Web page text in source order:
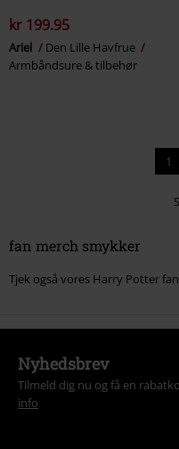
kr 199.95
Ariel
Den Lille Havfrue
Armbåndsure & tilbehør
1
fan merch smykker
Tjek også vores Harry Potter
Nyhedsbrev
Tilmeld dig nu og få en
info